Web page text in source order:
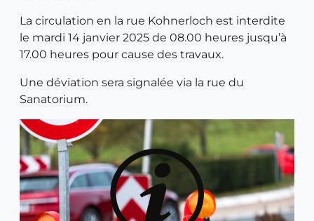
La circulation en la rue Kohnerloch est interdite
le mardi 14 janvier 2025 de 08.00 heures jusqu’à
17.00 heures pour cause des travaux.
Une déviation sera signalée via la rue du
Sanatorium.